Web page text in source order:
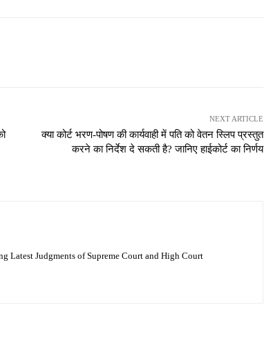
NEXT ARTICLE
क्या कोर्ट भरण-पोषण की कार्यवाही में पति को वेतन स्लिप प्रस्तुत
करने का निर्देश दे सकती है? जानिए हाईकोर्ट का निर्णय
Latest Judgments of Supreme Court and High Court